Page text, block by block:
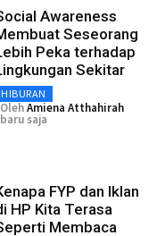
Awareness
Seseorang
Peka terhadap
Sekitar
HIBURAN
OlehAmiena Atthahirah
baru saja
FYP dan Iklan
HP Kita Terasa
Membaca